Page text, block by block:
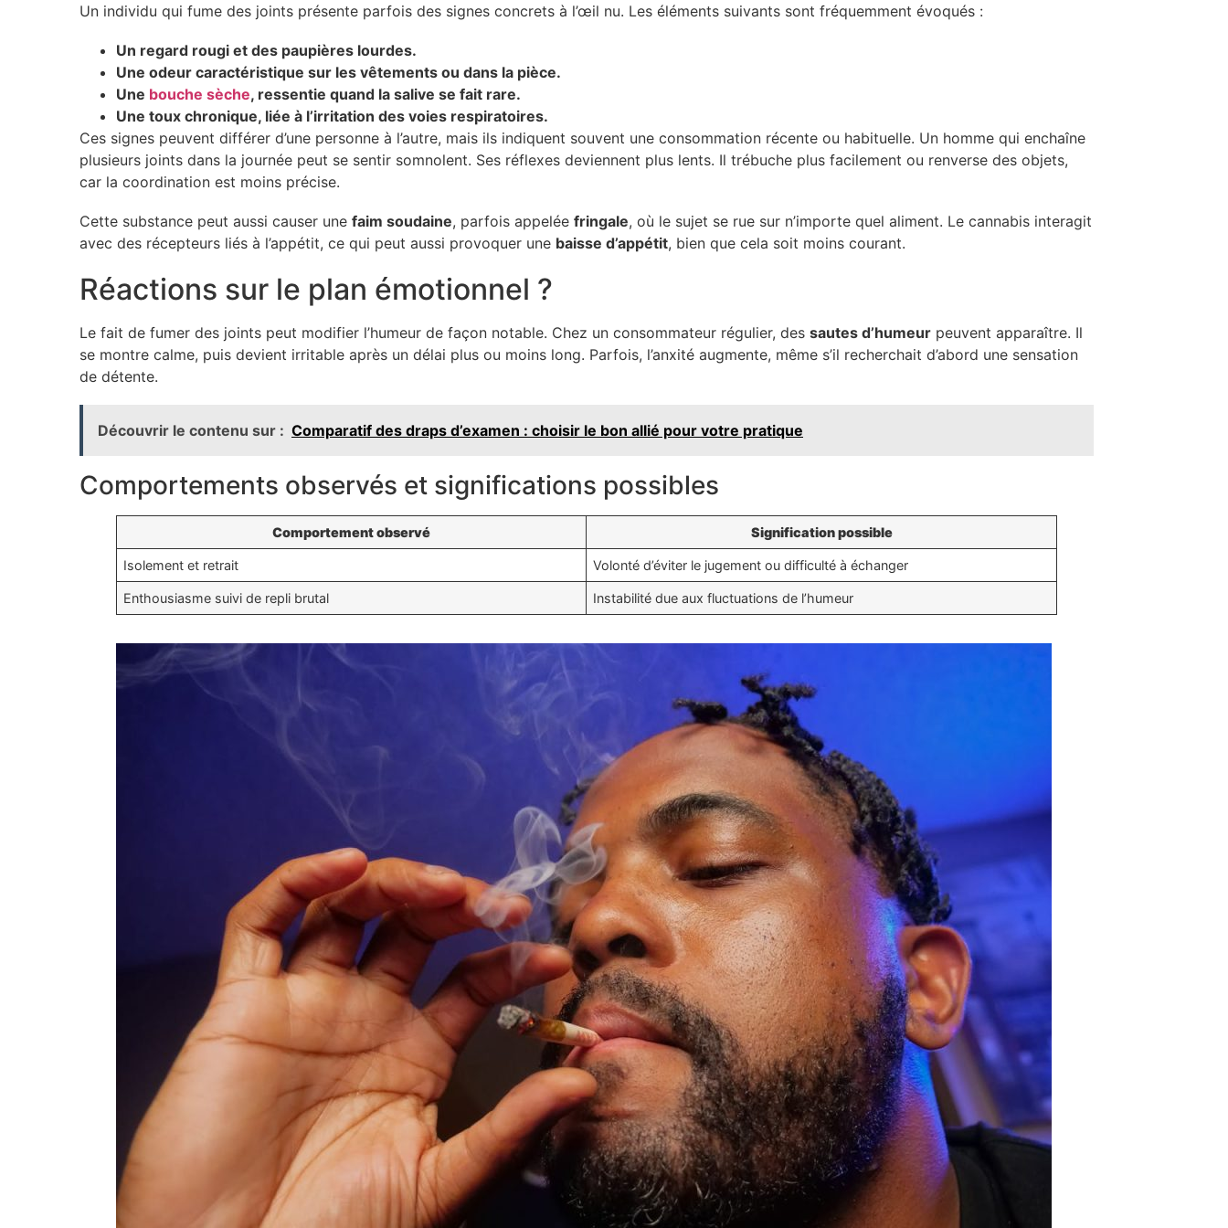
Un individu qui fume des joints présente parfois des signes concrets à l’œil nu. Les éléments suivants sont fréquemment évoqués :
Un regard rougi et des paupières lourdes.
Une odeur caractéristique sur les vêtements ou dans la pièce.
Une bouche sèche, ressentie quand la salive se fait rare.
Une toux chronique, liée à l’irritation des voies respiratoires.
Ces signes peuvent différer d’une personne à l’autre, mais ils indiquent souvent une consommation récente ou habituelle. Un homme qui enchaîne
plusieurs joints dans la journée peut se sentir somnolent. Ses réflexes deviennent plus lents. Il trébuche plus facilement ou renverse des objets,
car la coordination est moins précise.
Cette substance peut aussi causer une faim soudaine, parfois appelée fringale, où le sujet se rue sur n’importe quel aliment. Le cannabis interagit
avec des récepteurs liés à l’appétit, ce qui peut aussi provoquer une baisse d’appétit, bien que cela soit moins courant.
Réactions sur le plan émotionnel ?
Le fait de fumer des joints peut modifier l’humeur de façon notable. Chez un consommateur régulier, des sautes d’humeur peuvent apparaître. Il
se montre calme, puis devient irritable après un délai plus ou moins long. Parfois, l’anxité augmente, même s’il recherchait d’abord une sensation
de détente.
Découvrir le contenu sur : Comparatif des draps d’examen : choisir le bon allié pour votre pratique
Comportements observés et significations possibles
Comportement observé Signification possible
Isolement et retrait Volonté d’éviter le jugement ou difficulté à échanger
Enthousiasme suivi de repli brutal Instabilité due aux fluctuations de l’humeur